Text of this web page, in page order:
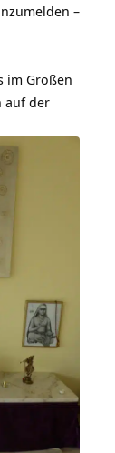
–
im Großen
auf der